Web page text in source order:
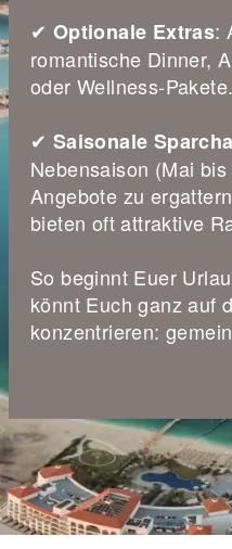
✔ Optionale Extras:
romantische Dinner,
oder Wellness-Pakete.
✔ Saisonale
Nebensaison (Mai
Angebote zu
bieten oft attraktive
So beginnt Euer
könnt Euch ganz auf
konzentrieren: